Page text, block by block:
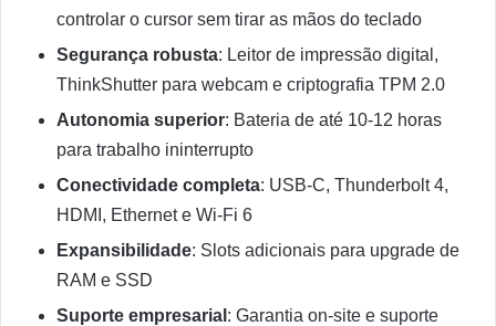
controlar o cursor sem tirar as mãos do teclado
Segurança robusta: Leitor de impressão digital,
ThinkShutter para webcam e criptografia TPM 2.0
Autonomia superior: Bateria de até 10-12 horas
para trabalho ininterrupto
Conectividade completa: USB-C, Thunderbolt 4,
HDMI, Ethernet e Wi-Fi 6
Expansibilidade: Slots adicionais para upgrade de
RAM e SSD
Suporte empresarial : Garantia on-site e suporte